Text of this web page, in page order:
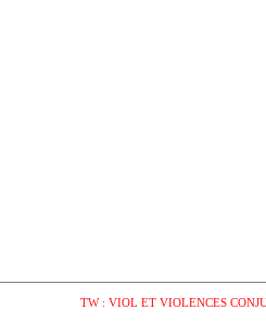
TW : VIOL ET VIOLENCES